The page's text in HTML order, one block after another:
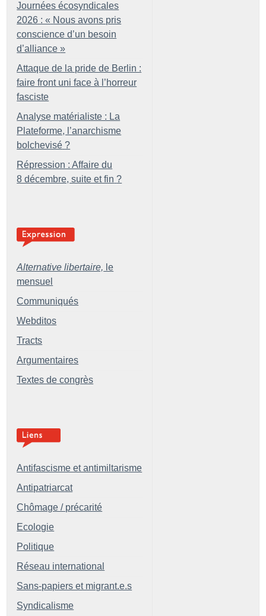
Journées écosyndicales
2026 : « Nous avons pris
conscience d’un besoin
d’alliance »
Attaque de la pride de Berlin :
faire front uni face à l’horreur
fasciste
Analyse matérialiste : La
Plateforme, l’anarchisme
bolchevisé ?
Répression : Affaire du
8 décembre, suite et fin ?
Alternative libertaire, le
mensuel
Communiqués
Webditos
Tracts
Argumentaires
Textes de congrès
Antifascisme et antimiltarisme
Antipatriarcat
Chômage / précarité
Ecologie
Politique
Réseau international
Sans-papiers et migrant.e.s
Syndicalisme